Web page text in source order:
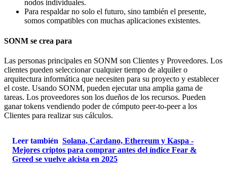
nodos individuales.
Para respaldar no solo el futuro, sino también el presente,
somos compatibles con muchas aplicaciones existentes.
SONM se crea para
Las personas principales en SONM son Clientes y Proveedores. Los
clientes pueden seleccionar cualquier tiempo de alquiler o
arquitectura informática que necesiten para su proyecto y establecer
el coste. Usando SONM, pueden ejecutar una amplia gama de
tareas. Los proveedores son los dueños de los recursos. Pueden
ganar tokens vendiendo poder de cómputo peer-to-peer a los
Clientes para realizar sus cálculos.
Leer también Solana, Cardano, Ethereum y Kaspa -
Mejores criptos para comprar antes del índice Fear &
Greed se vuelve alcista en 2025